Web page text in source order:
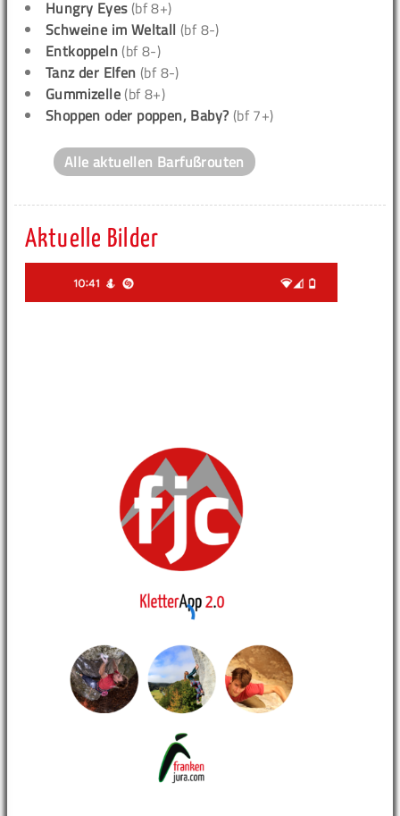
Hungry Eyes(bf 8+)
Schweine im Weltall (bf 8-)
Entkoppeln (bf 8-)
Tanz der Elfen (bf 8-)
Gummizelle (bf 8+)
Shoppen oder poppen, Baby? (bf 7+)
Alle aktuellen Barfußrouten
Aktuelle Bilder